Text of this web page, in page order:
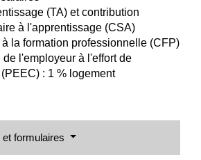
(TA) et contribution
à l'apprentissage (CSA)
la formation professionnelle (CFP)
de l'employeur à l'effort de
: 1 % logement
formulaires